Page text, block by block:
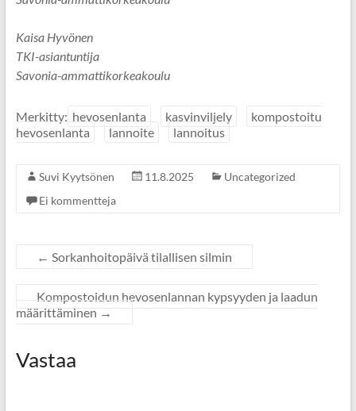
Kaisa Hyvönen
TKI-asiantuntija
Savonia-ammattikorkeakoulu
Merkitty: hevosenlanta kasvinviljely
kompostoitu
hevosenlanta
lannoite lannoitus
Suvi Kyytsönen 11.8.2025
Uncategorized
Ei kommentteja
← Sorkanhoitopäivä tilallisen silmin
Kompostoidun hevosenlannan kypsyyden ja laadun
määrittäminen →
Vastaa